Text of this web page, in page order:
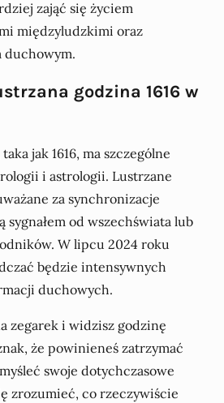
zająć się życiem
międzyludzkimi oraz
duchowym.
godzina 1616 w
jak 1616, ma szczególne
i astrologii. Lustrzane
za synchronizacje
sygnałem od wszechświata lub
W lipcu 2024 roku
będzie intensywnych
duchowych.
zegarek i widzisz godzinę
że powinieneś zatrzymać
swoje dotychczasowe
zrozumieć, co rzeczywiście